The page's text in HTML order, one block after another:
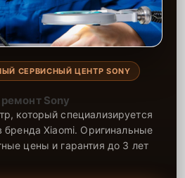
СЕРВИСНЫЙ ЦЕНТР SONY
Sony
который специализируется
бренда Xiaomi. Оригинальные
цены и гарантия до 3 лет